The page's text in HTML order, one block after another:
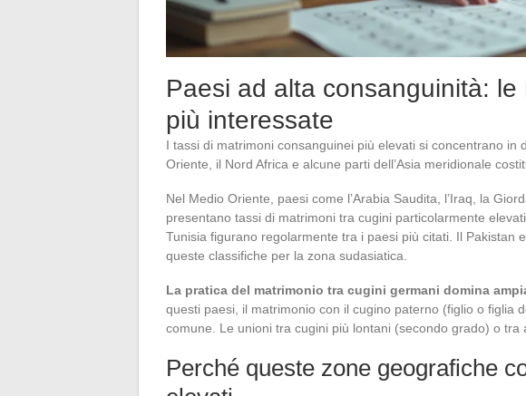
Paesi ad alta consanguinità:
più interessate
I tassi di matrimoni consanguinei più elevati si concentrano in
Oriente, il Nord Africa e alcune parti dell’Asia meridionale
Nel Medio Oriente, paesi come l’Arabia Saudita, l’Iraq, la
presentano tassi di matrimoni tra cugini particolarmente
Tunisia figurano regolarmente tra i paesi più citati. Il Pakistan
queste classifiche per la zona sudasiatica.
La pratica del matrimonio tra cugini germani domina
questi paesi, il matrimonio con il cugino paterno (figlio o figlia
comune. Le unioni tra cugini più lontani (secondo grado) o
Perché queste zone geografiche